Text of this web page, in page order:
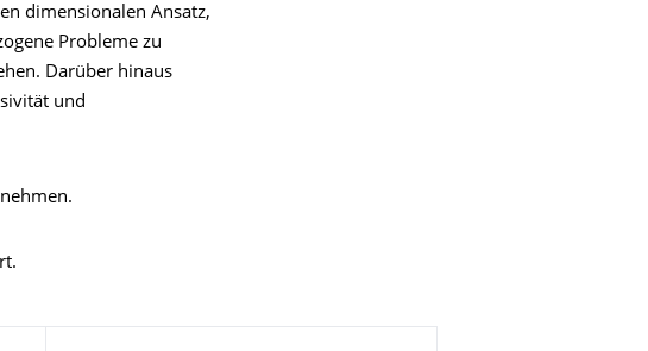
dimensionalen Ansatz,
Probleme zu
Darüber hinaus
und